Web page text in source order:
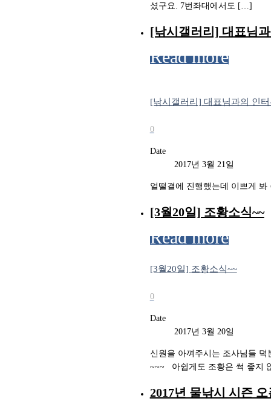
셨구요. 7번좌대에서도 […]
[낚시갤러리] 대표님
Read more
[낚시갤러리] 대표님과의 인
0
Date
2017년 3월 21일
얼떨결에 진행했는데 이쁘게
[3월20일] 조황소식~~
Read more
[3월20일] 조황소식~~
0
Date
2017년 3월 20일
신원을 아껴주시는 조사님들
~~~ 아쉽게도 조황은 썩 좋지
2017년 물낚시 시즌